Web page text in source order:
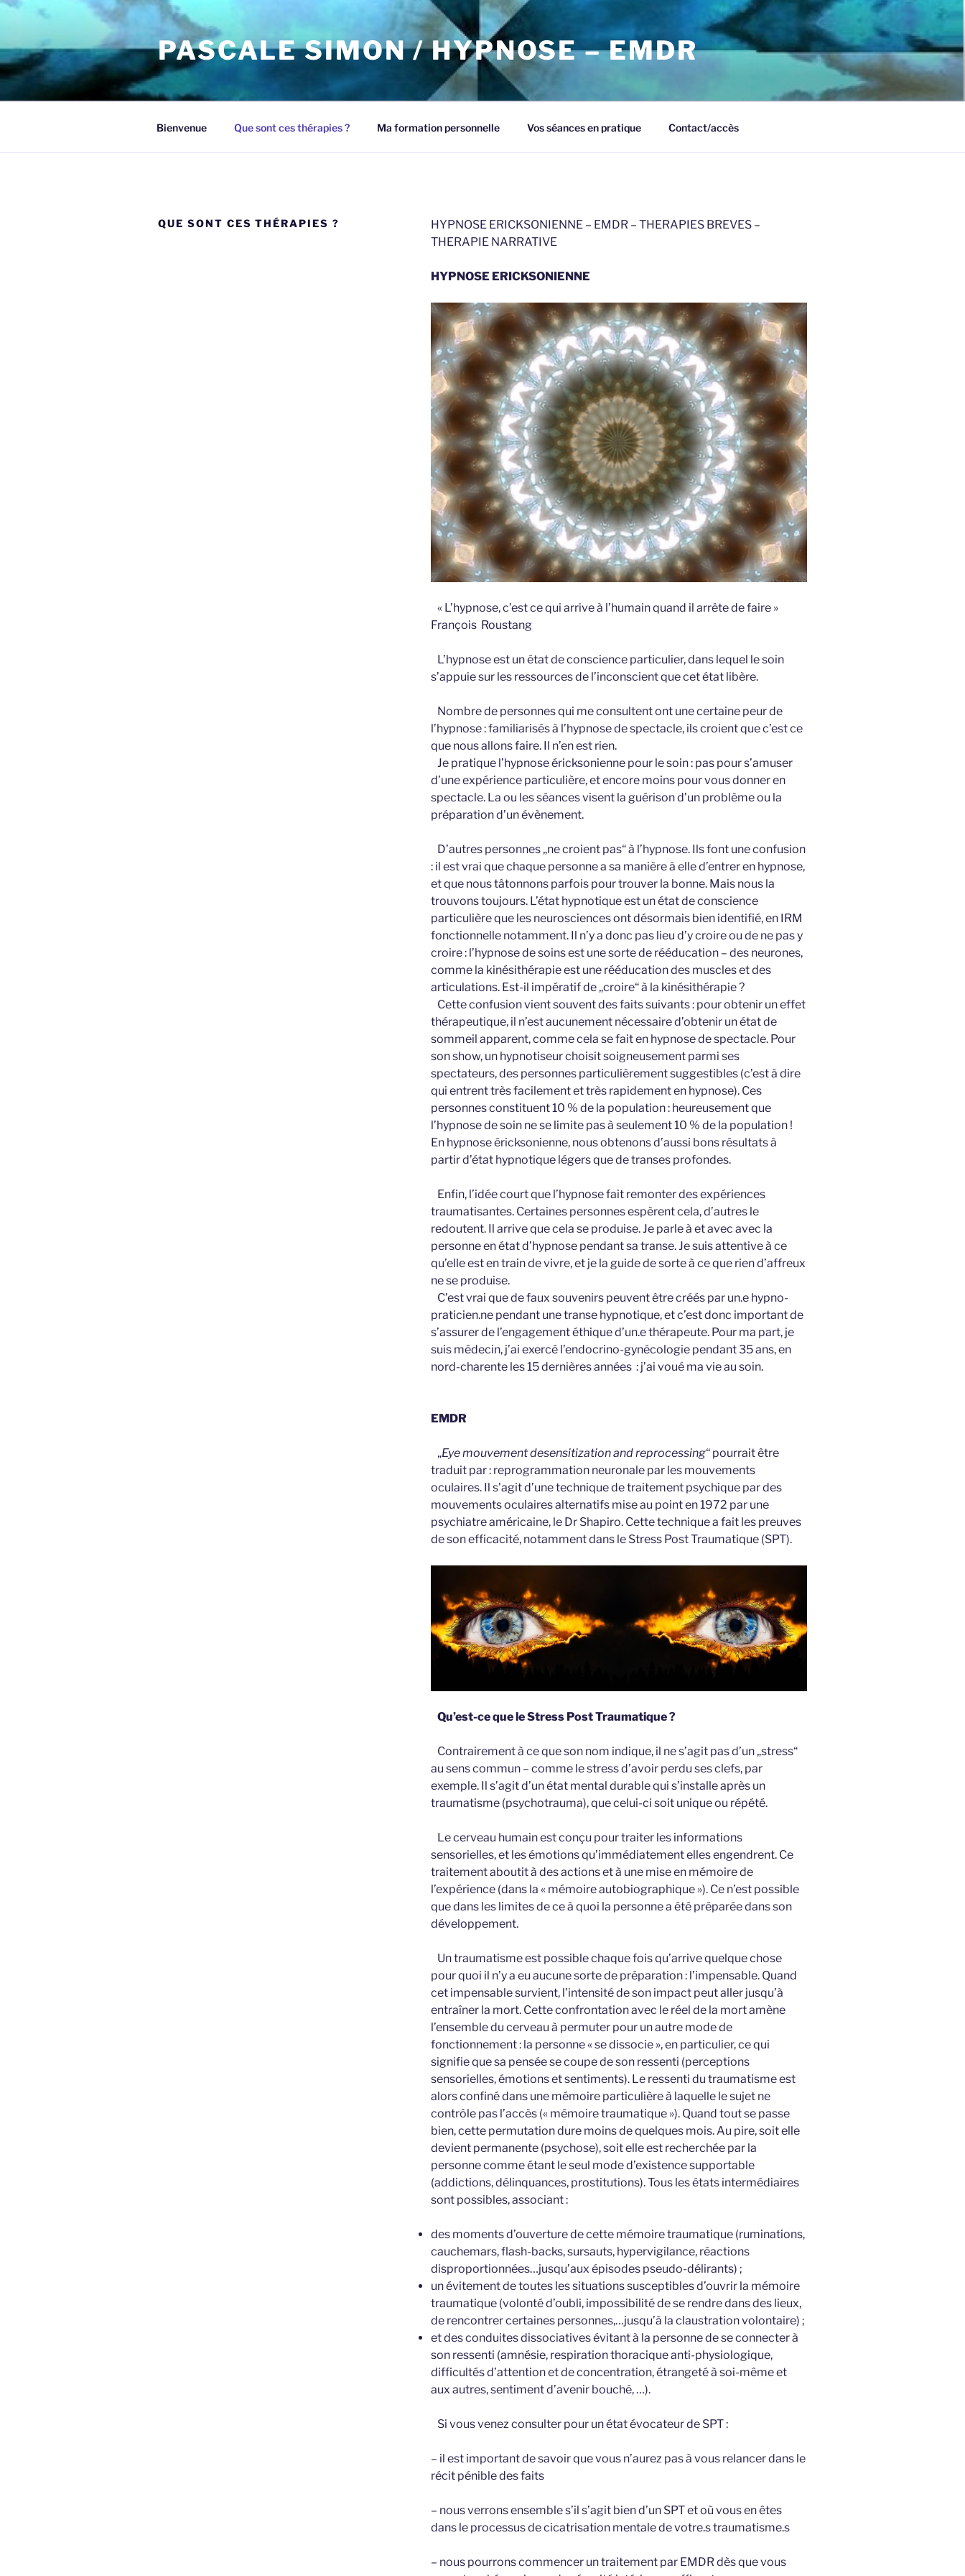
Aller
contenu
principal
PASCALE SIMON / HYPNOSE – EMDR
Bienvenue Que sont ces thérapies ? Ma formation personnelle Vos séances en pratique Contact/accès
QUE SONT CES THÉRAPIES ?
HYPNOSE ERICKSONIENNE – EMDR – THERAPIES BREVES –
THERAPIE NARRATIVE
HYPNOSE ERICKSONIENNE
« L’hypnose, c’est ce qui arrive à l’humain quand il arrête de faire »
François Roustang
L’hypnose est un état de conscience particulier, dans lequel le soin
s’appuie sur les ressources de l’inconscient que cet état libère.
Nombre de personnes qui me consultent ont une certaine peur de
l’hypnose : familiarisés à l’hypnose de spectacle, ils croient que c’est ce
que nous allons faire. Il n’en est rien.
Je pratique l’hypnose éricksonienne pour le soin : pas pour s’amuser
d’une expérience particulière, et encore moins pour vous donner en
spectacle. La ou les séances visent la guérison d’un problème ou la
préparation d’un évènement.
D’autres personnes „ne croient pas“ à l’hypnose. Ils font une confusion
: il est vrai que chaque personne a sa manière à elle d’entrer en hypnose,
et que nous tâtonnons parfois pour trouver la bonne. Mais nous la
trouvons toujours. L’état hypnotique est un état de conscience
particulière que les neurosciences ont désormais bien identifié, en IRM
fonctionnelle notamment. Il n’y a donc pas lieu d’y croire ou de ne pas y
croire : l’hypnose de soins est une sorte de rééducation – des neurones,
comme la kinésithérapie est une rééducation des muscles et des
articulations. Est-il impératif de „croire“ à la kinésithérapie ?
Cette confusion vient souvent des faits suivants : pour obtenir un effet
thérapeutique, il n’est aucunement nécessaire d’obtenir un état de
sommeil apparent, comme cela se fait en hypnose de spectacle. Pour
son show, un hypnotiseur choisit soigneusement parmi ses
spectateurs, des personnes particulièrement suggestibles (c’est à dire
qui entrent très facilement et très rapidement en hypnose). Ces
personnes constituent 10 % de la population : heureusement que
l’hypnose de soin ne se limite pas à seulement 10 % de la population !
En hypnose éricksonienne, nous obtenons d’aussi bons résultats à
partir d’état hypnotique légers que de transes profondes.
Enfin, l’idée court que l’hypnose fait remonter des expériences
traumatisantes. Certaines personnes espèrent cela, d’autres le
redoutent. Il arrive que cela se produise. Je parle à et avec avec la
personne en état d’hypnose pendant sa transe. Je suis attentive à ce
qu’elle est en train de vivre, et je la guide de sorte à ce que rien d’affreux
ne se produise.
C’est vrai que de faux souvenirs peuvent être créés par un.e hypno-
praticien.ne pendant une transe hypnotique, et c’est donc important de
s’assurer de l’engagement éthique d’un.e thérapeute. Pour ma part, je
suis médecin, j’ai exercé l’endocrino-gynécologie pendant 35 ans, en
nord-charente les 15 dernières années : j’ai voué ma vie au soin.
EMDR
„Eye mouvement desensitization and reprocessing“ pourrait être
traduit par : reprogrammation neuronale par les mouvements
oculaires. Il s’agit d’une technique de traitement psychique par des
mouvements oculaires alternatifs mise au point en 1972 par une
psychiatre américaine, le Dr Shapiro. Cette technique a fait les preuves
de son efficacité, notamment dans le Stress Post Traumatique (SPT).
Qu’est-ce que le Stress Post Traumatique ?
Contrairement à ce que son nom indique, il ne s’agit pas d’un „stress“
au sens commun – comme le stress d’avoir perdu ses clefs, par
exemple. Il s’agit d’un état mental durable qui s’installe après un
traumatisme (psychotrauma), que celui-ci soit unique ou répété.
Le cerveau humain est conçu pour traiter les informations
sensorielles, et les émotions qu’immédiatement elles engendrent. Ce
traitement aboutit à des actions et à une mise en mémoire de
l’expérience (dans la « mémoire autobiographique »). Ce n’est possible
que dans les limites de ce à quoi la personne a été préparée dans son
développement.
Un traumatisme est possible chaque fois qu’arrive quelque chose
pour quoi il n’y a eu aucune sorte de préparation : l’impensable. Quand
cet impensable survient, l’intensité de son impact peut aller jusqu’à
entraîner la mort. Cette confrontation avec le réel de la mort amène
l’ensemble du cerveau à permuter pour un autre mode de
fonctionnement : la personne « se dissocie », en particulier, ce qui
signifie que sa pensée se coupe de son ressenti (perceptions
sensorielles, émotions et sentiments). Le ressenti du traumatisme est
alors confiné dans une mémoire particulière à laquelle le sujet ne
contrôle pas l’accès (« mémoire traumatique »). Quand tout se passe
bien, cette permutation dure moins de quelques mois. Au pire, soit elle
devient permanente (psychose), soit elle est recherchée par la
personne comme étant le seul mode d’existence supportable
(addictions, délinquances, prostitutions). Tous les états intermédiaires
sont possibles, associant :
des moments d’ouverture de cette mémoire traumatique (ruminations,
cauchemars, flash-backs, sursauts, hypervigilance, réactions
disproportionnées…jusqu’aux épisodes pseudo-délirants) ;
un évitement de toutes les situations susceptibles d’ouvrir la mémoire
traumatique (volonté d’oubli, impossibilité de se rendre dans des lieux,
de rencontrer certaines personnes,…jusqu’à la claustration volontaire) ;
et des conduites dissociatives évitant à la personne de se connecter à
son ressenti (amnésie, respiration thoracique anti-physiologique,
difficultés d’attention et de concentration, étrangeté à soi-même et
aux autres, sentiment d’avenir bouché, …).
Si vous venez consulter pour un état évocateur de SPT :
– il est important de savoir que vous n’aurez pas à vous relancer dans le
récit pénible des faits
– nous verrons ensemble s’il s’agit bien d’un SPT et où vous en êtes
dans le processus de cicatrisation mentale de votre.s traumatisme.s
– nous pourrons commencer un traitement par EMDR dès que vous